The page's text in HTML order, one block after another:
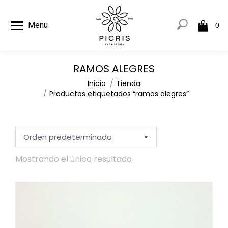
Menu 0
RAMOS ALEGRES
Inicio
Tienda
Productos etiquetados “ramos alegres”
Mostrando el único resultado